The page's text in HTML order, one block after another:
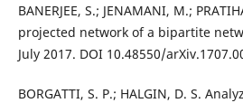
BANERJEE, S.; JENAMANI, M.;
projected network of a bipartite
July 2017. DOI 10.48550/
BORGATTI, S. P.; HALGIN, D. S.